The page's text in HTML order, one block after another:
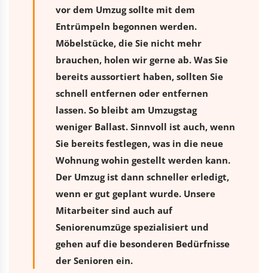
vor dem Umzug sollte mit dem
Entrümpeln begonnen werden.
Möbelstücke, die Sie nicht mehr
brauchen, holen wir gerne ab. Was Sie
bereits aussortiert haben, sollten Sie
schnell entfernen oder entfernen
lassen. So bleibt am Umzugstag
weniger Ballast. Sinnvoll ist auch, wenn
Sie bereits festlegen, was in die neue
Wohnung wohin gestellt werden kann.
Der Umzug ist dann schneller erledigt,
wenn er gut geplant wurde. Unsere
Mitarbeiter sind auch auf
Seniorenumzüge spezialisiert und
gehen auf die besonderen Bedürfnisse
der Senioren ein.